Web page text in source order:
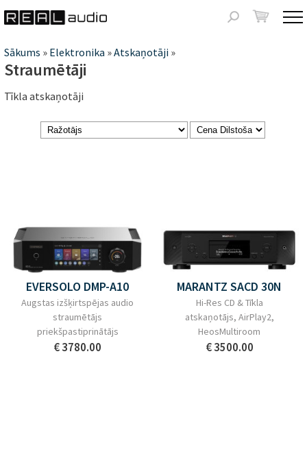
Meklēšanas
Jūs
atrodaties
šeit
Sākums » Elektronika »Atskaņotāji »
Straumētāji
Tīkla atskaņotāji
EVERSOLO DMP-A10
Augstas izšķirtspējas audio
straumētājs
priekšpastiprinātājs
€ 3780.00
MARANTZ SACD 30N
Hi-Res CD & Tīkla
atskaņotājs, AirPlay2,
HeosMultiroom
€ 3500.00